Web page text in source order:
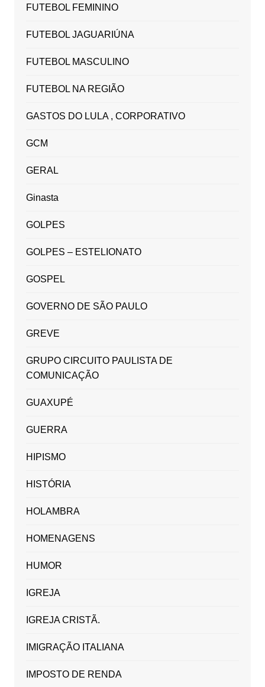
FUTEBOL FEMININO
FUTEBOL JAGUARIÚNA
FUTEBOL MASCULINO
FUTEBOL NA REGIÃO
GASTOS DO LULA , CORPORATIVO
GCM
GERAL
Ginasta
GOLPES
GOLPES – ESTELIONATO
GOSPEL
GOVERNO DE SÃO PAULO
GREVE
GRUPO CIRCUITO PAULISTA DE
COMUNICAÇÃO
GUAXUPÉ
GUERRA
HIPISMO
HISTÓRIA
HOLAMBRA
HOMENAGENS
HUMOR
IGREJA
IGREJA CRISTÃ.
IMIGRAÇÃO ITALIANA
IMPOSTO DE RENDA